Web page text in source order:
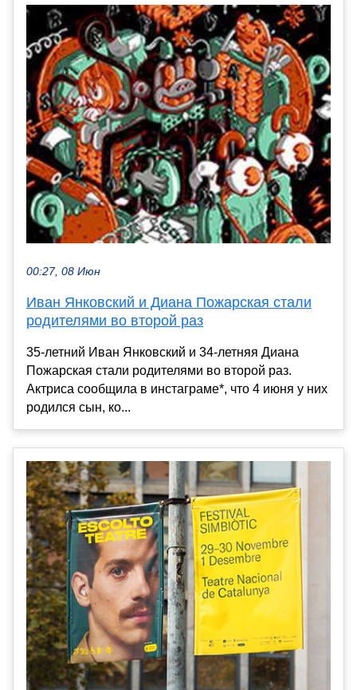
00:27, 08 Июн
Иван Янковский и Диана Пожарская стали
родителями во второй раз
35-летний Иван Янковский и 34-летняя Диана
Пожарская стали родителями во второй раз.
Актриса сообщила в инстаграме*, что 4 июня у них
родился сын, ко...